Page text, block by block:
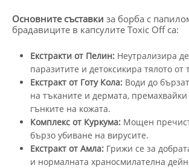
Основните съставки за борба с
брадавиците в капсулите Toxic Off са:
Екстракти от Пелин: Неутрализира
паразитите и детоксикира тялото от
Екстракт от Готу Кола: Води до
на тъканите и дермата, премахвайки
гънките на кожата.
Комплекс от Куркума: Мощен
бързо убиване на вирусите.
Екстракт от Амла: Грижи се за
и нормалната храносмилателна